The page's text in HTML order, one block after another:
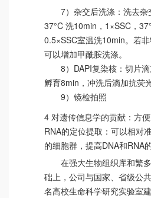
7）杂交后洗涤：洗去杂
37°C 洗10min，1×SSC，
0.5×SSC室温洗10min。若非
可以增加甲酰胺洗涤。
8）DAPI复染核：切片
孵育8min，冲洗后滴加抗荧
9）镜检拍照
4 对遗传信息学的贡献：方
RNA的定位提取：可以相对
的细胞群，提高DNA和RNA的
在强大生物组织库和繁
础上，公司与国家、省级公
名高校生命科学研究实验室